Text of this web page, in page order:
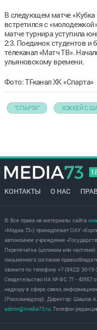
В следующем матче
встретился с
матче турнира уступила
2:3. Поединок студентов и
телеканал «Матч ТВ».
ульяновскому времени.
Фото: ТГ-канал ХК «Спарта»
"СПАРТА" ХОККЕЙ С
КОНТАКТЫ О НАС
© Все права на материалы сайта
«Медиа 73») принадлежат ОАУ
автономное учреждение
Перепечатка (целиком или
письменного согласия
звоните по телефону +7 (8422) 30-19-
Свидетельство ИА № ФС 77 - 43957
надзору в сфере связи,
(Роскомнадзор). Директор: Шишов
admin@media73.ru. Телефон